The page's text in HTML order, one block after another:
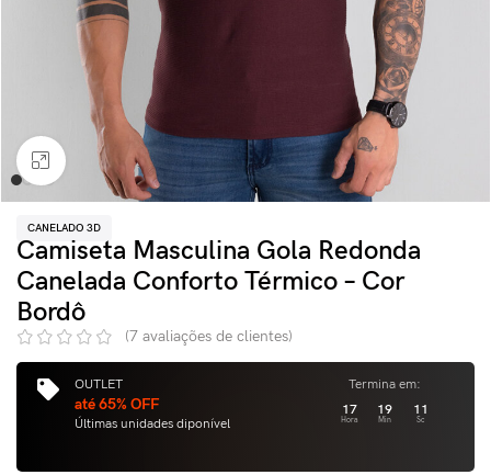
Clique para ampliar
CANELADO 3D
Camiseta Masculina Gola Redonda
Canelada Conforto Térmico – Cor
Bordô
(7 avaliações de clientes)
OUTLET
até 65% OFF
Últimas unidades diponível
Termina em:
17
Hora
19
Min
10
Sc